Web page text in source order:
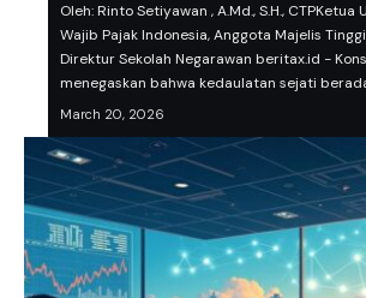
Oleh: Rinto Setiyawan , A.Md., S.H., CTPKetua
Wajib Pajak Indonesia, Anggota Majelis
Direktur Sekolah Negarawan beritax.id -
menegaskan bahwa kedaulatan sejati
March 20, 2026